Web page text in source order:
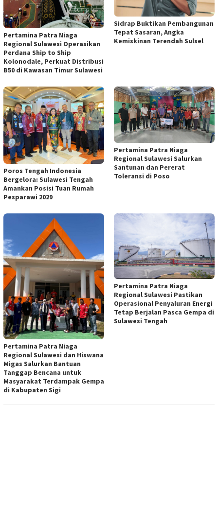
Pertamina Patra Niaga
Regional Sulawesi Operasikan
Perdana Ship to Ship
Kolonodale, Perkuat Distribusi
B50 di Kawasan Timur Sulawesi
Sidrap Buktikan Pembangunan
Tepat Sasaran, Angka
Kemiskinan Terendah Sulsel
Poros Tengah Indonesia
Bergelora: Sulawesi Tengah
Amankan Posisi Tuan Rumah
Pesparawi 2029
Pertamina Patra Niaga
Regional Sulawesi Salurkan
Santunan dan Pererat
Toleransi di Poso
Pertamina Patra Niaga
Regional Sulawesi dan Hiswana
Migas Salurkan Bantuan
Tanggap Bencana untuk
Masyarakat Terdampak Gempa
di Kabupaten Sigi
Pertamina Patra Niaga
Regional Sulawesi Pastikan
Operasional Penyaluran Energi
Tetap Berjalan Pasca Gempa di
Sulawesi Tengah